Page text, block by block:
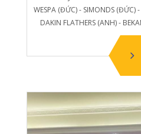
WESPA (ĐỨC) - SIMONDS (ĐỨC)
DAKIN FLATHERS (ANH) -
(TQ).